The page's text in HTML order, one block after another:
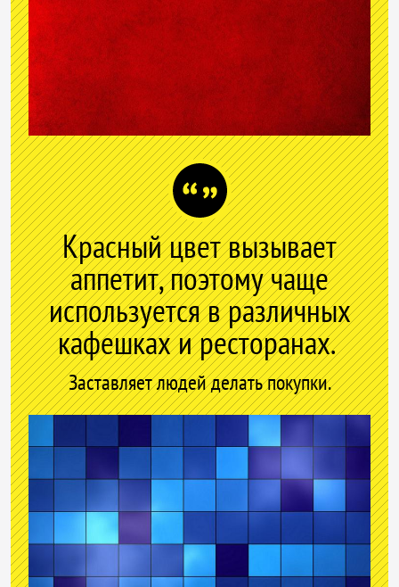
Красный цвет вызывает
аппетит, поэтому чаще
используется в различных
кафешках и ресторанах.
Заставляет людей делать покупки.